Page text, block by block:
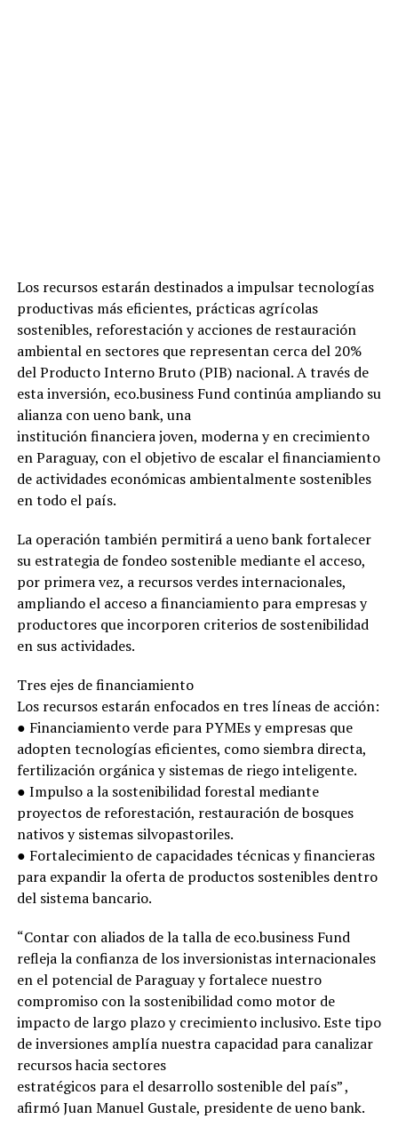
Los recursos estarán destinados a impulsar tecnologías
productivas más eficientes, prácticas agrícolas
sostenibles, reforestación y acciones de restauración
ambiental en sectores que representan cerca del 20%
del Producto Interno Bruto (PIB) nacional. A través de
esta inversión, eco.business Fund continúa ampliando su
alianza con ueno bank, una
institución financiera joven, moderna y en crecimiento
en Paraguay, con el objetivo de escalar el financiamiento
de actividades económicas ambientalmente sostenibles
en todo el país.
La operación también permitirá a ueno bank fortalecer
su estrategia de fondeo sostenible mediante el acceso,
por primera vez, a recursos verdes internacionales,
ampliando el acceso a financiamiento para empresas y
productores que incorporen criterios de sostenibilidad
en sus actividades.
Tres ejes de financiamiento
Los recursos estarán enfocados en tres líneas de acción:
● Financiamiento verde para PYMEs y empresas que
adopten tecnologías eficientes, como siembra directa,
fertilización orgánica y sistemas de riego inteligente.
● Impulso a la sostenibilidad forestal mediante
proyectos de reforestación, restauración de bosques
nativos y sistemas silvopastoriles.
● Fortalecimiento de capacidades técnicas y financieras
para expandir la oferta de productos sostenibles dentro
del sistema bancario.
“Contar con aliados de la talla de eco.business Fund
refleja la confianza de los inversionistas internacionales
en el potencial de Paraguay y fortalece nuestro
compromiso con la sostenibilidad como motor de
impacto de largo plazo y crecimiento inclusivo. Este tipo
de inversiones amplía nuestra capacidad para canalizar
recursos hacia sectores
estratégicos para el desarrollo sostenible del país” ,
afirmó Juan Manuel Gustale, presidente de ueno bank.